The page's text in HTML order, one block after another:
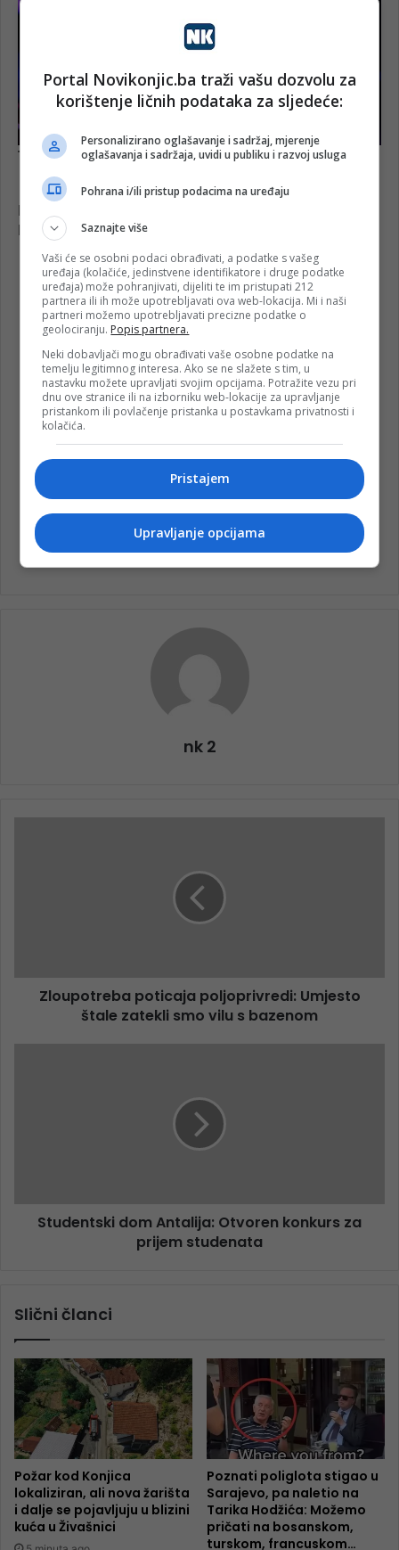
podrška Poruka
Univerzitet ‘Džemal Bijedić’ u Mostaru
Zmajevi
nk 2
Zloupotreba poticaja poljoprivredi: Umjesto
štale zatekli smo vilu s bazenom
Studentski dom Antalija: Otvoren konkurs za
prijem studenata
Slični članci
Požar kod Konjica
lokaliziran, ali nova žarišta
i dalje se pojavljuju u blizini
kuća u Živašnici
Poznati poliglota stigao u
Sarajevo, pa naletio na
Tarika Hodžića: Možemo
pričati na bosanskom,
turskom, francuskom…
Portal Novikonjic.ba traži vašu dozvolu za
korištenje ličnih podataka za sljedeće:
Personalizirano oglašavanje i sadržaj, mjerenje
oglašavanja i sadržaja, uvidi u publiku i razvoj usluga
Pohrana i/ili pristup podacima na uređaju
Saznajte više
Vaši će se osobni podaci obrađivati, a podatke s vašeg
uređaja (kolačiće, jedinstvene identifikatore i druge podatke
uređaja) može pohranjivati, dijeliti te im pristupati 212
partnera ili ih može upotrebljavati ova web-lokacija. Mi i naši
partneri možemo upotrebljavati precizne podatke o
geolociranju. Popis partnera.
Neki dobavljači mogu obrađivati vaše osobne podatke na
temelju legitimnog interesa. Ako se ne slažete s tim, u
nastavku možete upravljati svojim opcijama. Potražite vezu pri
dnu ove stranice ili na izborniku web-lokacije za upravljanje
pristankom ili povlačenje pristanka u postavkama privatnosti i
kolačića.
Pristajem
Upravljanje opcijama